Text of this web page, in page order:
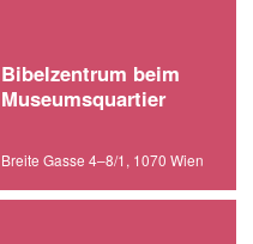
Bibelzentrum beim
Museumsquartier
Breite Gasse 4–8/1, 1070 Wien